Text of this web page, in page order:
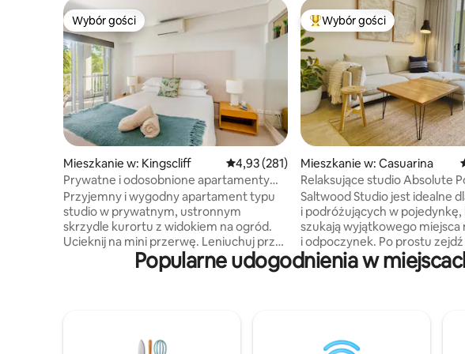
Wybór gości
Wybór gości
Mieszkanie w: Kingscliff Średnia ocena: 4,93 na 5, liczba recenzji: 281
4,93 (281)
Prywatne i odosobnione apartamenty
typu studio przy plaży
Przyjemny i wygodny apartament typu
studio w prywatnym, ustronnym
skrzydle kurortu z widokiem na ogród.
Ucieknij na mini przerwę. Leniuchuj przy
basenie i delektuj się jedzeniem na
świeżym powietrzu przez cały rok lub
siłownię, ogrody krajobrazowe,
Najpopularniejsze z kategorii
Wybór gości
Mieszkanie w: Casuarina
Relaksujące studio Absolute
spacer do plaży
Saltwood Studio jest idealne
i podróżujących w
szukają wyjątkowego miejsca
i odpoczynek. Po prostu zejdź
prywatnego balkonu, aby
dużą zewnętrzną wanną z
Południowej Walii. Studio jest jednym
Popularne udogodnienia w